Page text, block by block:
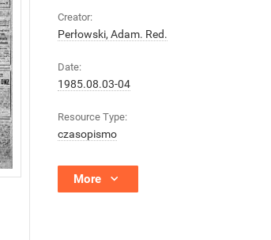
Creator:
Perłowski, Adam. Red.
Date:
1985.08.03-04
Resource Type:
czasopismo
More